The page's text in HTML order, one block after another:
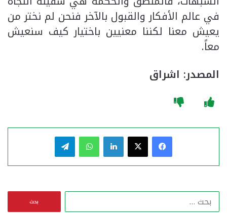
في عالم الأفكار والقبول بالآخر فنحن لم نختر من
يعيش معنا لكننا معنيين باختيار كيف سنعيش
معاً.
المصدر: اشراق
فيسبوك لينكدإن واتساب